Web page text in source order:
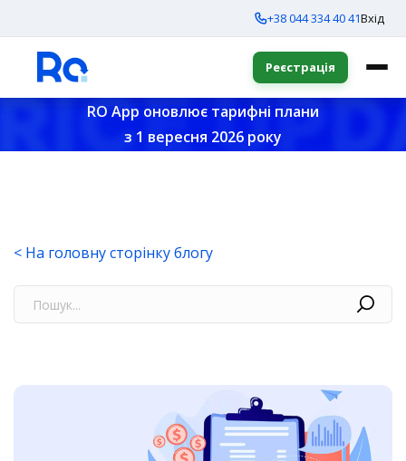
+38 044 334 40 41Вхід
Реєстрація
RO App оновлює тарифні плани
з 1 вересня 2026 року
< На головну сторінку блогу